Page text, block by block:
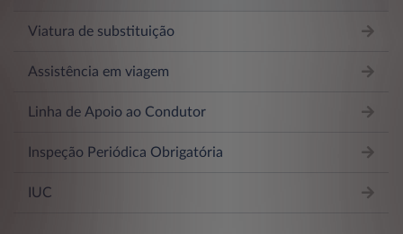
Viatura de substituição
Assistência em viagem
Linha de Apoio ao Condutor
Inspeção Periódica Obrigatória
IUC